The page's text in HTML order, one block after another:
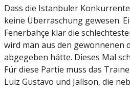
Dass die Istanbuler
keine Überraschung gewesen.
Fenerbahçe klar die
wird man aus den gewonnenen
abgegeben hätte. Dieses Mal
Für diese Partie muss das
Luiz Gustavo und Jaílson, die